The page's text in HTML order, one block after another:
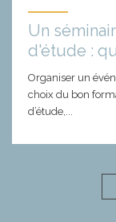
Un
d'étude :
Organiser un
choix du bon
d’étude,...